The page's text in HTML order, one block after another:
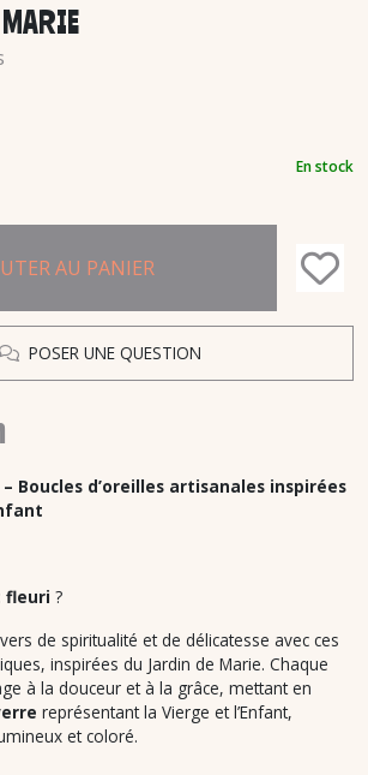
En stock
AU PANIER
POSER UNE QUESTION
Boucles d’oreilles artisanales inspirées
fleuri ?
de spiritualité et de délicatesse avec ces
inspirées du Jardin de Marie. Chaque
à la douceur et à la grâce, mettant en
représentant la Vierge et l’Enfant,
et coloré.